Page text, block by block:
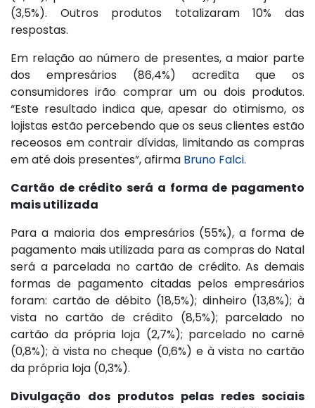
(3,5%). Outros produtos totalizaram 10% das
respostas.
Em relação ao número de presentes, a maior parte
dos empresários (86,4%) acredita que os
consumidores irão comprar um ou dois produtos.
“Este resultado indica que, apesar do otimismo, os
lojistas estão percebendo que os seus clientes estão
receosos em contrair dívidas, limitando as compras
em até dois presentes”, afirma Bruno Falci.
Cartão de crédito será a forma de pagamento
mais utilizada
Para a maioria dos empresários (55%), a forma de
pagamento mais utilizada para as compras do Natal
será a parcelada no cartão de crédito. As demais
formas de pagamento citadas pelos empresários
foram: cartão de débito (18,5%); dinheiro (13,8%); à
vista no cartão de crédito (8,5%); parcelado no
cartão da própria loja (2,7%); parcelado no carnê
(0,8%); à vista no cheque (0,6%) e à vista no cartão
da própria loja (0,3%).
Divulgação dos produtos pelas redes sociais